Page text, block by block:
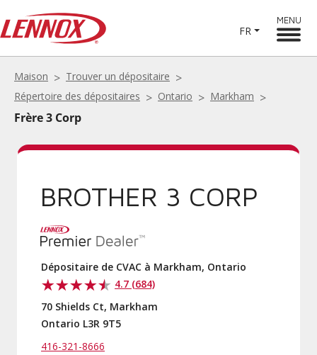
FR
MENU
Maison
Trouver un dépositaire
Répertoire des dépositaires
Ontario Markham
Frère 3 Corp
BROTHER 3 CORP
Dépositaire de CVAC à Markham, Ontario
4.7 (684)
70 Shields Ct, Markham
Ontario L3R 9T5
416-321-8666